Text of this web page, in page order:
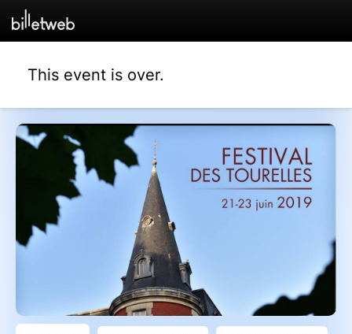
This event is over.